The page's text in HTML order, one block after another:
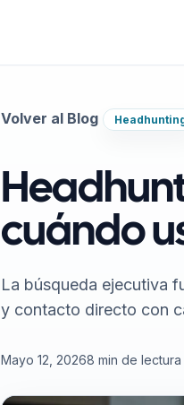
Volver al Blog
cuándo
La búsqueda ejecutiva
y contacto directo con
Mayo 12, 20268 min de lectura